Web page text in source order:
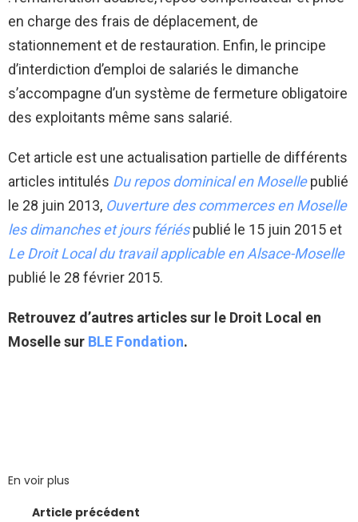
en charge des frais de déplacement, de
stationnement et de restauration. Enfin, le principe
d’interdiction d’emploi de salariés le dimanche
s’accompagne d’un système de fermeture obligatoire
des exploitants même sans salarié.
Cet article est une actualisation partielle de différents
articles intitulés Du repos dominical en Mosellepublié
le 28 juin 2013, Ouverture des commerces en Moselle
les dimanches et jours fériéspublié le 15 juin 2015 et
Le Droit Local du travail applicable en Alsace-Moselle
publié le 28 février 2015.
Retrouvez d’autres articles sur le Droit Local en
Moselle sur BLE Fondation.
En voir plus
Article précédent